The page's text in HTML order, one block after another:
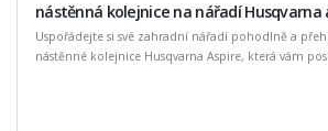
nástěnná kolejnice na nářadí Husqvarna
Uspořádejte si své zahradní nářadí pohodlně a
nástěnné kolejnice Husqvarna Aspire, která vám